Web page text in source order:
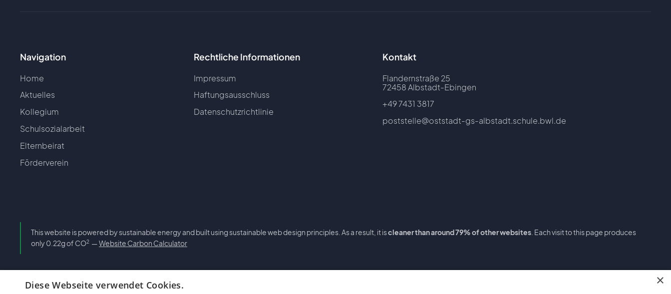
Navigation
Home
Aktuelles
Kollegium
Schulsozialarbeit
Elternbeirat
Förderverein
Rechtliche Informationen
Impressum
Haftungsausschluss
Datenschutzrichtlinie
Kontakt
Flandernstraße 25
72458 Albstadt-Ebingen
+49 7431 3817
poststelle@oststadt-gs-albstadt.schule.bwl.de
This website is powered by sustainable energy and built using sustainable web design principles. As a result, it iscleaner than around 79% of other websites. Each visit to this page produces
only 0.22g of CO2—Website Carbon Calculator
×
Diese Webseite verwendet Cookies.